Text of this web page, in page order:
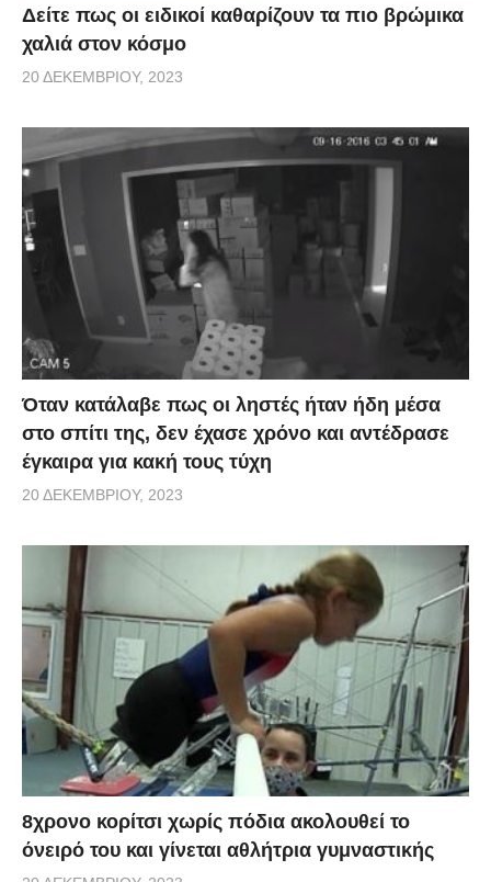
Δείτε πως οι ειδικοί καθαρίζουν τα πιο βρώμικα
χαλιά στον κόσμο
20 ΔΕΚΕΜΒΡΊΟΥ, 2023
Όταν κατάλαβε πως οι ληστές ήταν ήδη μέσα
στο σπίτι της, δεν έχασε χρόνο και αντέδρασε
έγκαιρα για κακή τους τύχη
20 ΔΕΚΕΜΒΡΊΟΥ, 2023
8χρονο κορίτσι χωρίς πόδια ακολουθεί το
όνειρό του και γίνεται αθλήτρια γυμναστικής